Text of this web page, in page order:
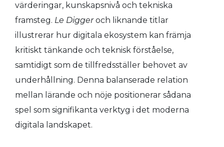
värderingar, kunskapsnivå och tekniska
framsteg. Le Diggeroch liknande titlar
illustrerar hur digitala ekosystem kan främja
kritiskt tänkande och teknisk förståelse,
samtidigt som de tillfredsställer behovet av
underhållning. Denna balanserade relation
mellan lärande och nöje positionerar sådana
spel som signifikanta verktyg i det moderna
digitala landskapet.